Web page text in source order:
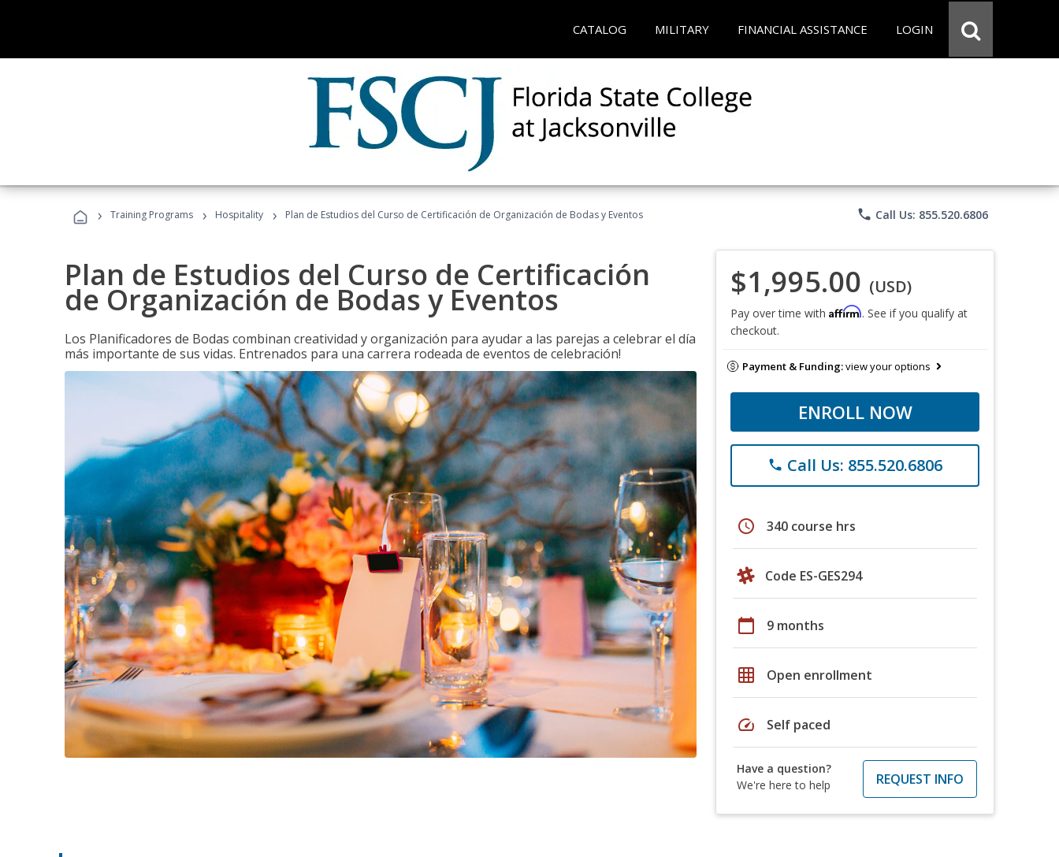
CATALOG MILITARY FINANCIAL ASSISTANCE LOGIN
› Training Programs › Hospitality › Plan de Estudios del Curso de Certificación de Organización de Bodas y Eventos phone Call Us: 855.520.6806
Plan de Estudios del Curso de Certificación
de Organización de Bodas y Eventos
Los Planificadores de Bodas combinan creatividad y organización para ayudar a las parejas a celebrar el día
más importante de sus vidas. Entrenados para una carrera rodeada de eventos de celebración!
$1,995.00 (USD)
Pay over time with Affirm. See if you qualify at
checkout.
Payment & Funding:view your options
ENROLL NOW
phone Call Us: 855.520.6806
schedule 340 course hrs
Code ES-GES294
calendar_today 9 months
grid_on Open enrollment
speed Self paced
Have a question?
We're here to help
REQUEST INFO